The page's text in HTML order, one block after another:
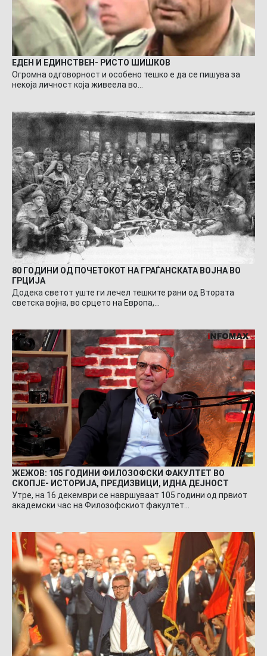
ЕДЕН И ЕДИНСТВЕН- РИСТО ШИШКОВ
Огромна одговорност и особено тешко е да се пишува за
некоја личност која живеела во…
80 ГОДИНИ ОД ПОЧЕТОКОТ НА ГРАЃАНСКАТА ВОЈНА ВО
ГРЦИЈА
Додека светот уште ги лечел тешките рани од Втората
светска војна, во срцето на Европа,…
ЖЕЖОВ: 105 ГОДИНИ ФИЛОЗОФСКИ ФАКУЛТЕТ ВО
СКОПЈЕ- ИСТОРИЈА, ПРЕДИЗВИЦИ, ИДНА ДЕЈНОСТ
Утре, на 16 декември се навршуваат 105 години од првиот
академски час на Филозофскиот факултет…